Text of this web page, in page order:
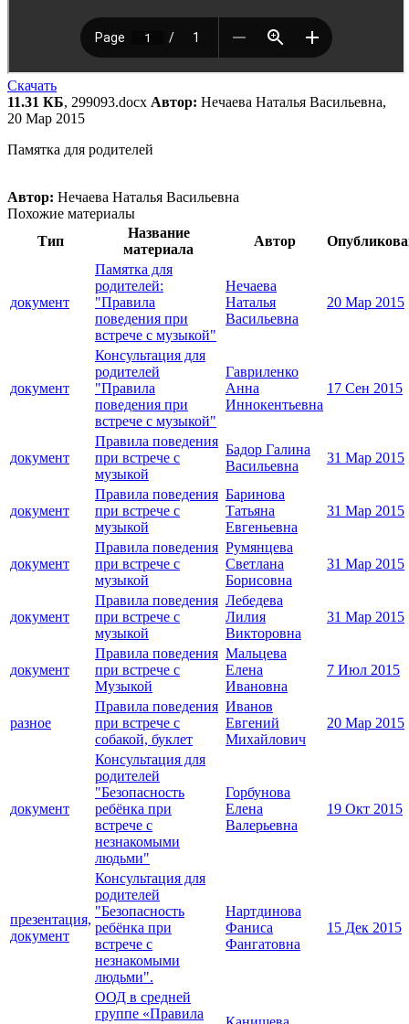
Скачать
11.31 КБ, 299093.docx Автор: Нечаева Наталья Васильевна,
20 Мар 2015
Памятка для родителей
Автор: Нечаева Наталья Васильевна
Похожие материалы
Тип
Название
материала
Автор
документ
Памятка для
родителей:
"Правила
поведения при
встрече с музыкой"
Нечаева
Наталья
Васильевна
20 Мар 2015
документ
Консультация для
родителей
"Правила
поведения при
встрече с музыкой"
Гавриленко
Анна
Иннокентьевна
17 Сен 2015
документ
Правила поведения
при встрече с
музыкой
Бадор Галина
Васильевна
31 Мар 2015
документ
Правила поведения
при встрече с
музыкой
Баринова
Татьяна
Евгеньевна
31 Мар 2015
документ
Правила поведения
при встрече с
музыкой
Румянцева
Светлана
Борисовна
31 Мар 2015
документ
Правила поведения
при встрече с
музыкой
Лебедева
Лилия
Викторовна
31 Мар 2015
документ
Правила поведения
при встрече с
Музыкой
Мальцева
Елена
Ивановна
7 Июл 2015
разное
Правила поведения
при встрече с
собакой, буклет
Иванов
Евгений
Михайлович
20 Мар 2015
документ
Консультация для
родителей
"Безопасность
ребёнка при
встрече с
незнакомыми
людьми"
Горбунова
Елена
Валерьевна
19 Окт 2015
презентация,
документ
Консультация для
родителей
"Безопасность
ребёнка при
встрече с
незнакомыми
людьми".
Нартдинова
Фаниса
Фангатовна
15 Дек 2015
ООД в средней
группе «Правила